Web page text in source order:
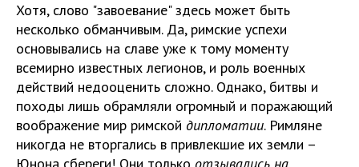
Хотя, слово "завоевание" здесь может быть
несколько обманчивым. Да, римские успехи
основывались на славе уже к тому моменту
всемирно известных легионов, и роль военных
действий недооценить сложно. Однако, битвы и
походы лишь обрамляли огромный и поражающий
воображение мир римской дипломатии. Римляне
никогда не вторгались в привлекшие их земли –